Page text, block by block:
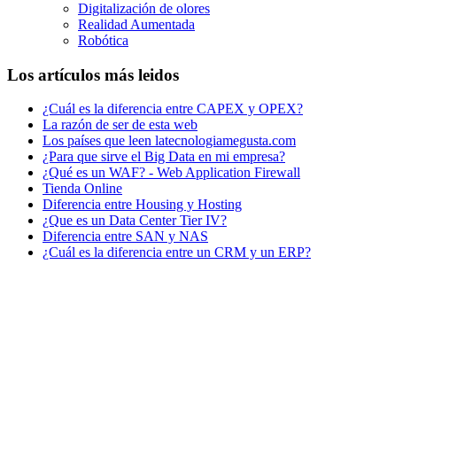
Digitalización de olores
Realidad Aumentada
Robótica
Los artículos más leidos
¿Cuál es la diferencia entre CAPEX y OPEX?
La razón de ser de esta web
Los países que leen latecnologiamegusta.com
¿Para que sirve el Big Data en mi empresa?
¿Qué es un WAF? - Web Application Firewall
Tienda Online
Diferencia entre Housing y Hosting
¿Que es un Data Center Tier IV?
Diferencia entre SAN y NAS
¿Cuál es la diferencia entre un CRM y un ERP?